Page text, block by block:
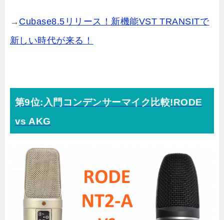
→ Cubase8.5リリース！新機能VST TRANSITで
新しい時代が来る！
第9位:入門コンデンサーマイク比較!RODE
vs AKG